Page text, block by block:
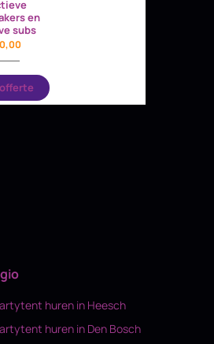
en
subs
huren in Heesch
huren in Den Bosch